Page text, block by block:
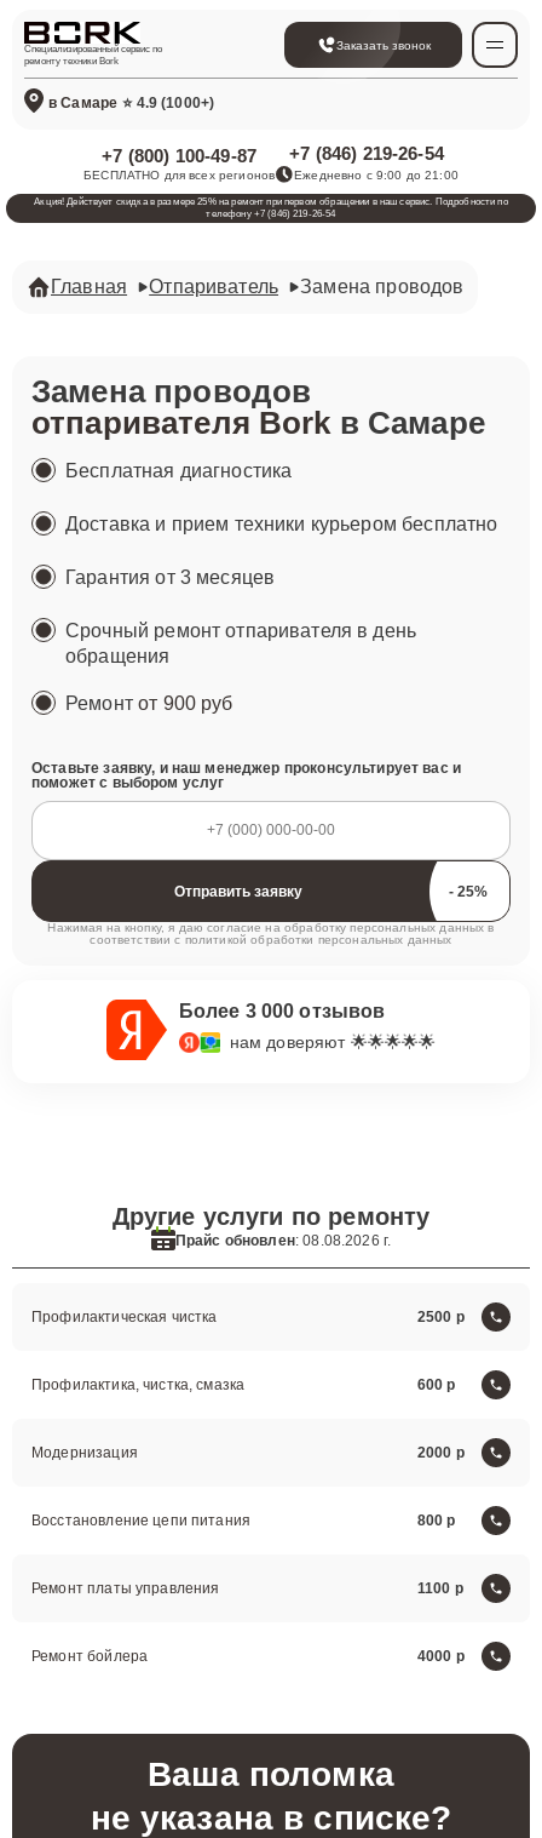
Специализированный сервис по
ремонту техники Bork
Заказать звонок
в Самаре ⭐ 4.9 (1000+)
+7 (800) 100-49-87
БЕСПЛАТНО для всех регионов
+7 (846) 219-26-54
Ежедневно с 9:00 до 21:00
Акция! Действует скидка в размере 25% на ремонт при первом обращении в наш сервис. Подробности по
телефону +7 (846) 219-26-54
Главная Отпариватель Замена проводов
Замена проводов
отпаривателя Borkв Самаре
Бесплатная диагностика
Доставка и прием техники курьером бесплатно
Гарантия от 3 месяцев
Срочный ремонт отпаривателя в день
обращения
Ремонтот 900 руб
Оставьте заявку, и наш менеджер проконсультирует вас и
поможет с выбором услуг
Отправить заявку
Нажимая на кнопку, я даю согласие на обработку персональных данных в
соответствии с политикой обработки персональных данных
Более 3 000 отзывов
нам доверяют 🌟🌟🌟🌟🌟
Другие услуги по ремонту
Прайс обновлен: 08.08.2026 г.
Профилактическая чистка 2500
Профилактика, чистка, смазка 600
Модернизация 2000
Восстановление цепи питания 800
Ремонт платы управления 1100
Ремонт бойлера 4000
Ваша поломка
не указана в списке?